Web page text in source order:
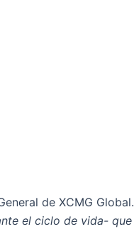
de XCMG Global.
el ciclo de vida- que